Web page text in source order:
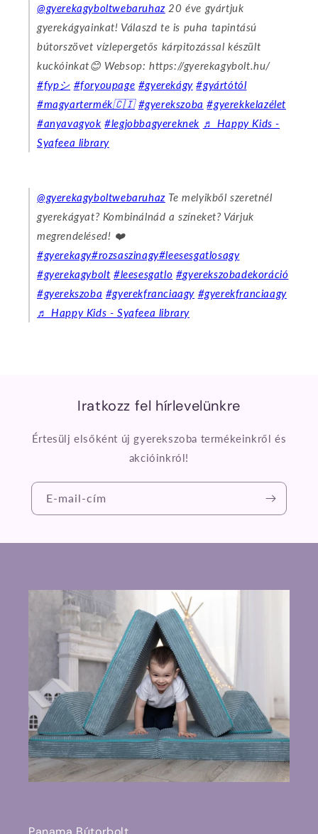
@gyerekagyboltwebaruhaz20 éve gyártjuk
gyerekágyainkat! Válaszd te is puha tapintású
bútorszövet vízlepergetős kárpitozással készült
kuckóinkat😊 Websop: https://gyerekagybolt.hu/
#fypシ #foryoupage #gyerekágy #gyártótól
#magyartermék🇨🇮 #gyerekszoba #gyerekkelazélet
#anyavagyok #legjobbagyereknek ♬ Happy Kids -
Syafeea library
@gyerekagyboltwebaruhazTe melyikből szeretnél
gyerekágyat? Kombinálnád a színeket? Várjuk
megrendelésed! ❤️
#gyerekagy#rozsaszinagy#leesesgatlosagy
#gyerekagybolt #leesesgatlo #gyerekszobadekoráció
#gyerekszoba #gyerekfranciaagy #gyerekfranciaagy
♬ Happy Kids - Syafeea library
Iratkozz fel hírlevelünkre
Értesülj elsőként új gyerekszoba termékeinkről és
akcióinkról!
E-mail-cím